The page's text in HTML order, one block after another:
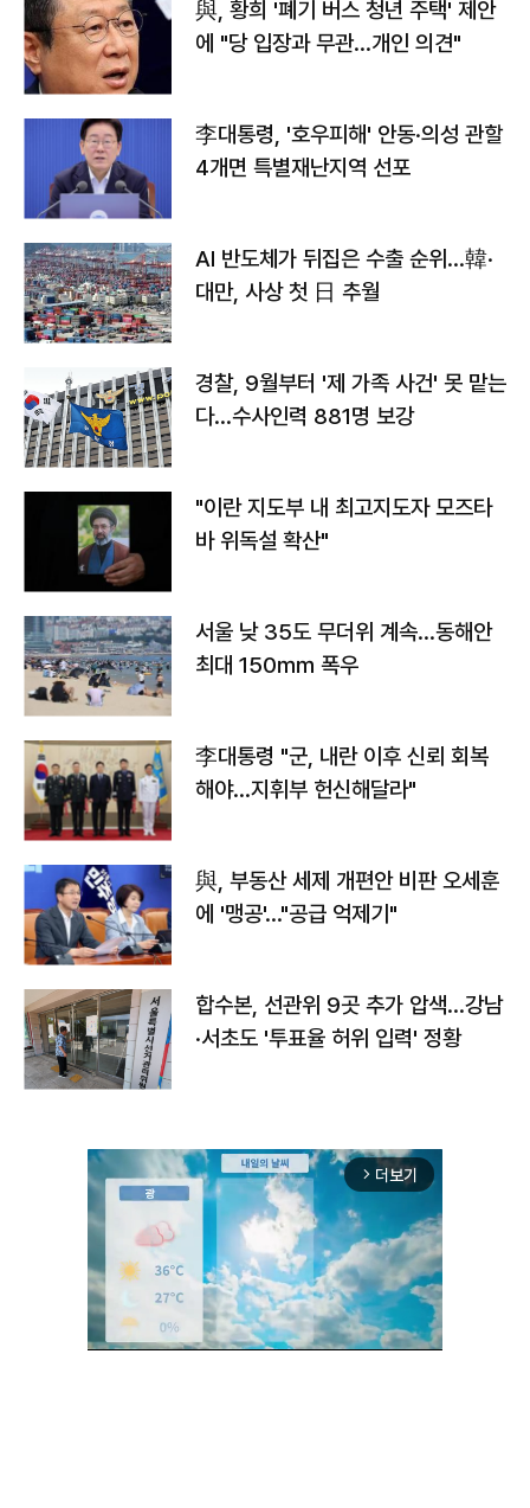
與, 황희 '폐기 버스 청년 주택' 제안
에 "당 입장과 무관…개인 의견"
李대통령, '호우피해' 안동·의성 관할
4개면 특별재난지역 선포
AI 반도체가 뒤집은 수출 순위…韓·
대만, 사상 첫 日 추월
경찰, 9월부터 '제 가족 사건' 못 맡는
다…수사인력 881명 보강
"이란 지도부 내 최고지도자 모즈타
바 위독설 확산"
서울 낮 35도 무더위 계속…동해안
최대 150㎜ 폭우
李대통령 "군, 내란 이후 신뢰 회복
해야…지휘부 헌신해달라"
與, 부동산 세제 개편안 비판 오세훈
에 '맹공'…"공급 억제기"
합수본, 선관위 9곳 추가 압색…강남
·서초도 '투표율 허위 입력' 정황
arrow_forward_ios 더보기